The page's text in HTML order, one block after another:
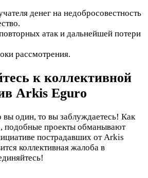
денег на недобросовестность
атак и дальнейшей потери
рассмотрения.
к коллективной
Arkis Eguro
вы один, то вы заблуждаетесь! Как
подобные проекты обманывают
пострадавших от Arkis
коллективная жалоба в